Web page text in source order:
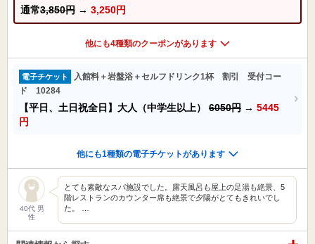
通常3,850円 → 3,250円
他にも4種類のクーポンがあります
電子チケット
入館料＋岩盤浴＋セルフドリンク1杯 割引 受付コー
ド 10284
【平日、土日祝全日】大人（中学生以上） 6050円 → 5445
円
他にも1種類の電子チケットがあります
40代 男
性
とても素敵なスパ施設でした。露天風呂も屋上の足湯も絶景、5
階レストランのカウンター席も絶景で夕陽がとてもきれいでし
た。 …